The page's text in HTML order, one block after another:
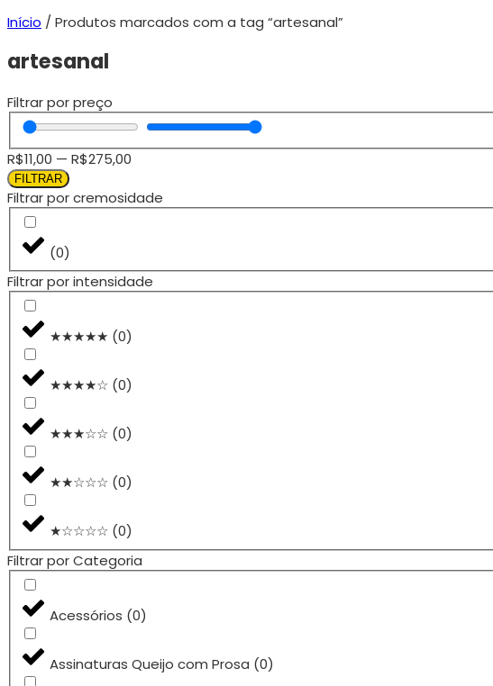
Início / Produtos marcados com a tag “artesanal”
artesanal
Filtrar por preço
R$11,00 — R$275,00
FILTRAR
Filtrar por cremosidade
(0)
Filtrar por intensidade
★★★★★ (0)
★★★★☆ (0)
★★★☆☆ (0)
★★☆☆☆ (0)
★☆☆☆☆ (0)
Filtrar por Categoria
Acessórios (0)
Assinaturas Queijo com Prosa (0)